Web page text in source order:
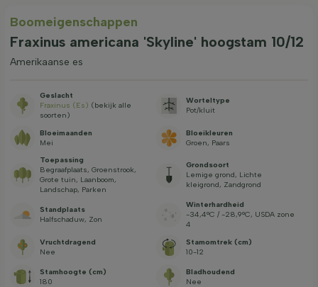
Boom­eigen­schappen
Fraxinus americana 'Skyline' hoogstam 10/12
Amerikaanse es
Geslacht
Fraxinus (Es) (bekijk alle
soorten)
Worteltype
Pot/kluit
Bloeimaanden
Mei
Bloeikleuren
Groen, Paars
Toepassing
Begraafplaats, Groenstrook,
Grote tuin, Laanboom,
Landschap, Parken
Grondsoort
Lemige grond, Lichte
kleigrond, Zandgrond
Standplaats
Halfschaduw, Zon
Winterhardheid
-34,4°C / -28,9°C, USDA zone
4
Vruchtdragend
Nee
Stamomtrek (cm)
10-12
Stamhoogte (cm)
180
Bladhoudend
Nee